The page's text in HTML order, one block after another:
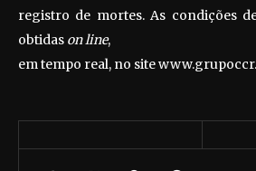
registro de mortes. As condições
obtidas on line,
em tempo real, no site